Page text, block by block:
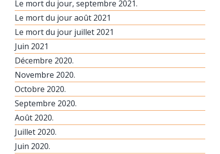
Le mort du jour, septembre 2021.
Le mort du jour août 2021
Le mort du jour juillet 2021
Juin 2021
Décembre 2020.
Novembre 2020.
Octobre 2020.
Septembre 2020.
Août 2020.
Juillet 2020.
Juin 2020.